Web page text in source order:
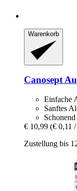
Warenkorb
Canosept
Einfache
Sanftes
€ 10,99 (€ 0,11
Zustellung bis